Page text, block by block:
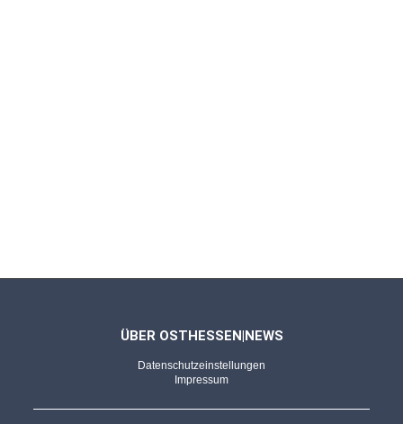
ÜBER OSTHESSEN|NEWS
Datenschutzeinstellungen
Impressum